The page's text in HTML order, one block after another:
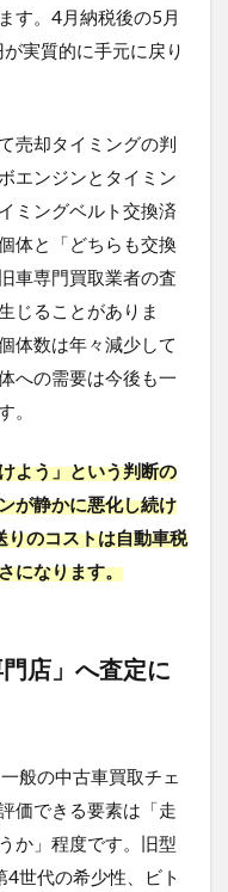
す。4月納税後の5月
実質的に手元に戻り
売却タイミングの判
エンジンとタイミン
ミングベルト交換済
体と「どちらも交換
車専門買取業者の査
じることがありま
体数は年々減少して
への需要は今後も一
。
よう」という判断の
が静かに悪化し続け
りのコストは自動車税
になります。
店」へ査定に
般の中古車買取チェ
価できる要素は「走
か」程度です。旧型
世代の希少性、ビト